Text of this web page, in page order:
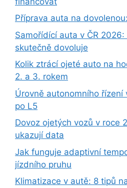
Příprava auta na
Samořídící auta v ČR
skutečně dovoluje
Kolik ztrácí ojeté auto na
2. a 3. rokem
Úrovně autonomního řízení
po L5
Dovoz ojetých vozů v roce
ukazují data
Jak funguje adaptivní
jízdního pruhu
Klimatizace v autě: 8 tipů